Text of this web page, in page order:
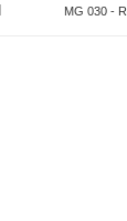
MG 030 -